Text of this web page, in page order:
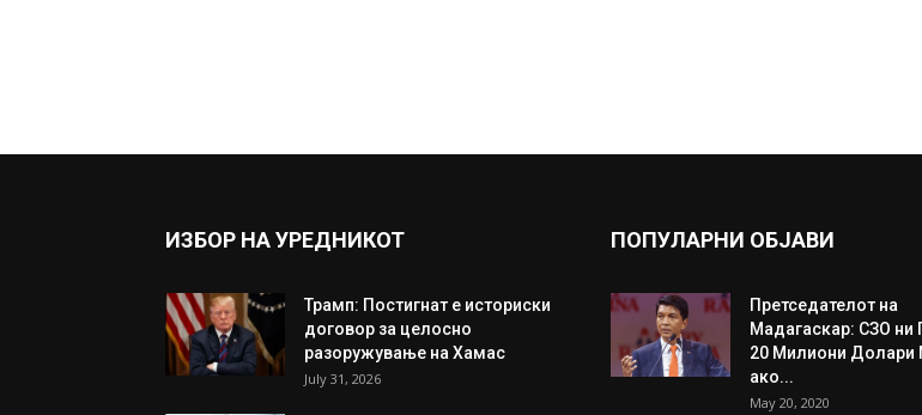
ИЗБОР НА УРЕДНИКОТ
Трамп: Постигнат е историски
договор за целосно
разоружување на Хамас
July 31, 2026
ПОПУЛАРНИ ОБЈАВИ
Претседателот на
Мадагаскар: СЗО ни
20 Милиони Долари
ако...
May 20, 2020